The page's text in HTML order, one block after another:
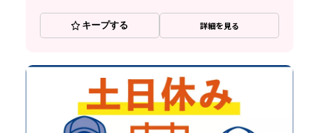
キープする 詳細を見る